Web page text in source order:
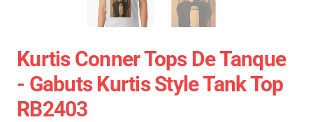
Kurtis Conner Tops De Tanque
- Gabuts Kurtis Style Tank Top
RB2403